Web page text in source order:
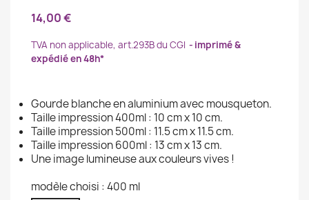
14,00 €
TVA non applicable, art.293B du CGI
imprimé &
expédié en 48h*
Gourde blanche en aluminium avec mousqueton.
Taille impression 400ml : 10 cm x 10 cm.
Taille impression 500ml : 11.5 cm x 11.5 cm.
Taille impression 600ml : 13 cm x 13 cm.
Une image lumineuse aux couleurs vives !
modèle choisi : 400 ml